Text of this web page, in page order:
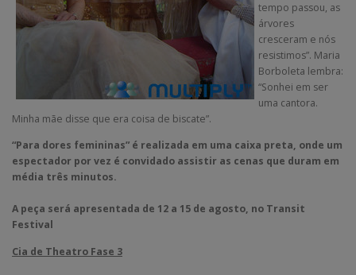
tempo passou, as
árvores
cresceram e nós
resistimos”. Maria
Borboleta lembra:
“Sonhei em ser
uma cantora.
Minha mãe disse que era coisa de biscate”.
“Para dores femininas” é realizada em uma caixa preta, onde um
espectador por vez é convidado assistir as cenas que duram em
média três minutos.
A peça será apresentada de 12 a 15 de agosto, no Transit
Festival
Cia de Theatro Fase 3